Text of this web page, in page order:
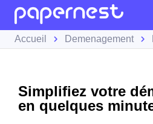
Accueil Demenagement